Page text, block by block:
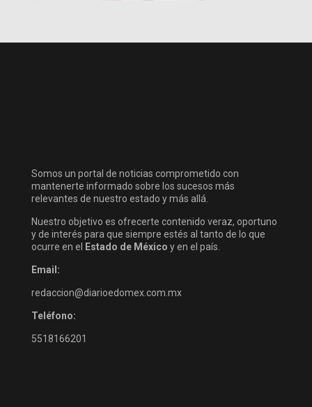
Somos un portal de noticias comprometido con
mantenerte informado sobre los sucesos más
relevantes de nuestro estado y más allá.
Nuestro objetivo es ofrecerte contenido veraz, oportuno
y de interés para que siempre estés al tanto de lo que
ocurre en el
Estado de México y en el país.
Email:
redaccion@diarioedomex.com.mx
Teléfono:
5518166201